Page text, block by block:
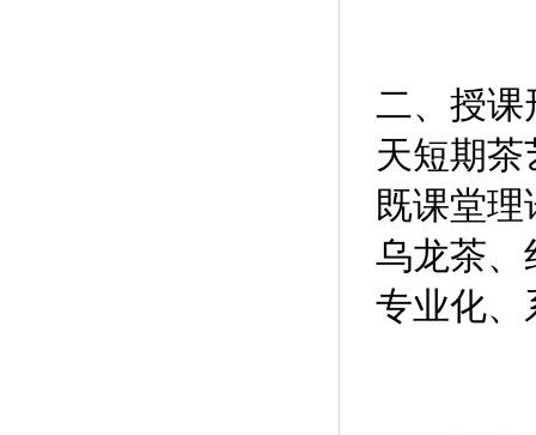
二、授课
天短期茶
既课堂
乌龙茶、
专业化、